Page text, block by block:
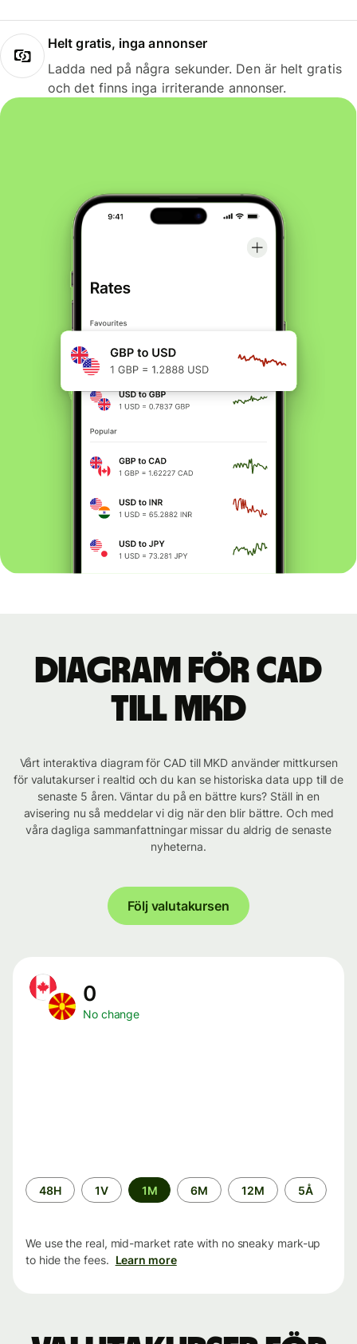
Helt gratis, inga annonser
Ladda ned på några sekunder. Den är helt gratis
och det finns inga irriterande annonser.
Diagram för CAD
till MKD
Vårt interaktiva diagram för CAD till MKD använder mittkursen
för valutakurser i realtid och du kan se historiska data upp till de
senaste 5 åren. Väntar du på en bättre kurs? Ställ in en
avisering nu så meddelar vi dig när den blir bättre. Och med
våra dagliga sammanfattningar missar du aldrig de senaste
nyheterna.
Följ valutakursen
0
No change
Time
period
48H 1V 1M 6M 12M 5Å
We use the real, mid-market rate with no sneaky mark-up
to hide the fees. Learn more